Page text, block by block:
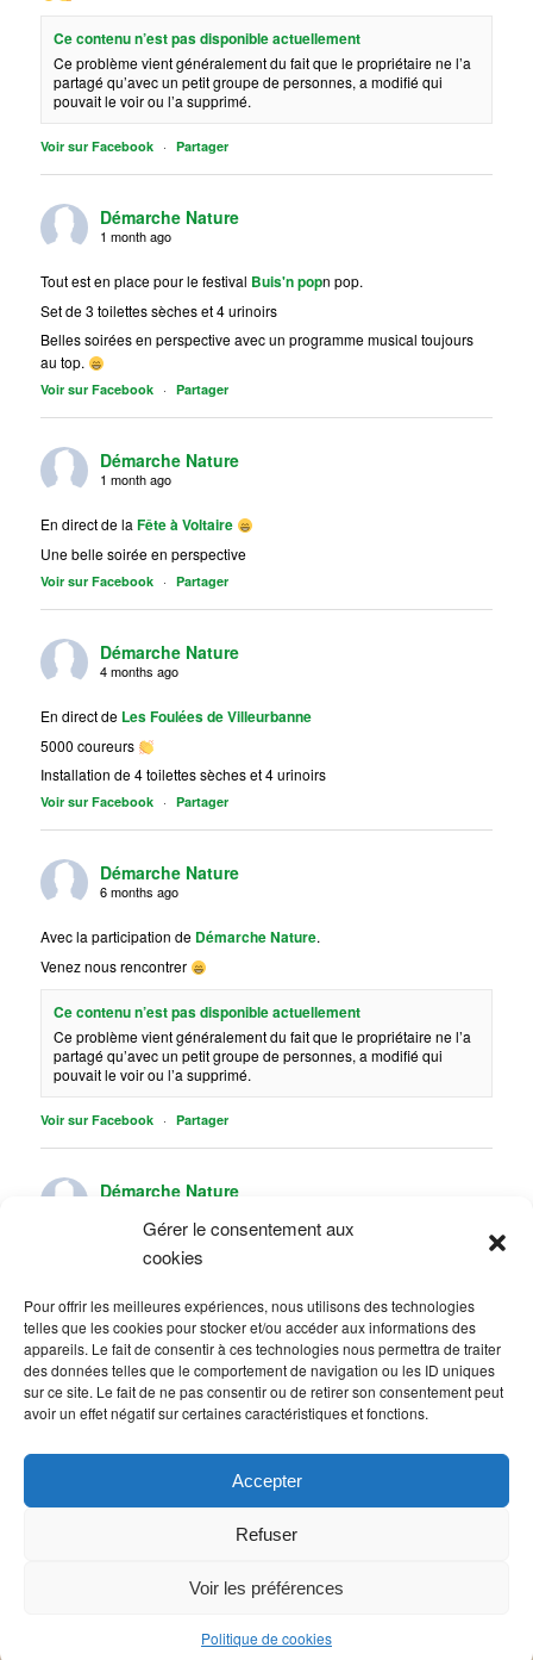
Gérer le consentement aux
cookies
Pour offrir les meilleures expériences, nous utilisons des technologies
telles que les cookies pour stocker et/ou accéder aux informations des
appareils. Le fait de consentir à ces technologies nous permettra de traiter
des données telles que le comportement de navigation ou les ID uniques
sur ce site. Le fait de ne pas consentir ou de retirer son consentement peut
avoir un effet négatif sur certaines caractéristiques et fonctions.
Accepter
Refuser
Voir les préférences
Politique de cookies
Ce contenu n’est pas disponible actuellement
Ce problème vient généralement du fait que le propriétaire ne l’a
partagé qu’avec un petit groupe de personnes, a modifié qui
pouvait le voir ou l’a supprimé.
Voir sur Facebook · Partager
Démarche Nature
1 month ago
Tout est en place pour le festival Buis'n popn pop.
Set de 3 toilettes sèches et 4 urinoirs
Belles soirées en perspective avec un programme musical toujours
au top.
Voir sur Facebook · Partager
Démarche Nature
1 month ago
En direct de laFête à Voltaire
Une belle soirée en perspective
Voir sur Facebook · Partager
Démarche Nature
4 months ago
En direct de Les Foulées de Villeurbanne
5000 coureurs
Installation de 4 toilettes sèches et 4 urinoirs
Voir sur Facebook · Partager
Démarche Nature
6 months ago
Avec la participation de Démarche Nature.
Venez nous rencontrer
Ce contenu n’est pas disponible actuellement
Ce problème vient généralement du fait que le propriétaire ne l’a
partagé qu’avec un petit groupe de personnes, a modifié qui
pouvait le voir ou l’a supprimé.
Voir sur Facebook · Partager
Démarche Nature
C’est une première pour Démarche Nature
Villefranche
Très belle fête traditionnelle
Voir sur Facebook · Partager